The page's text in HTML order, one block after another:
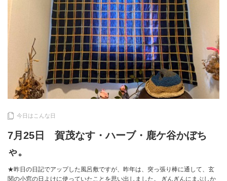
今日はこんな日
7月25日 賀茂なす・ハーブ・鹿ケ谷かぼち
ゃ。
★昨日の日記でアップした風呂敷ですが、昨年は、突っ張り棒に通して、玄
関の小窓の日よけに使っていたことを思い出しました。 ぎんぎんにまぶしか